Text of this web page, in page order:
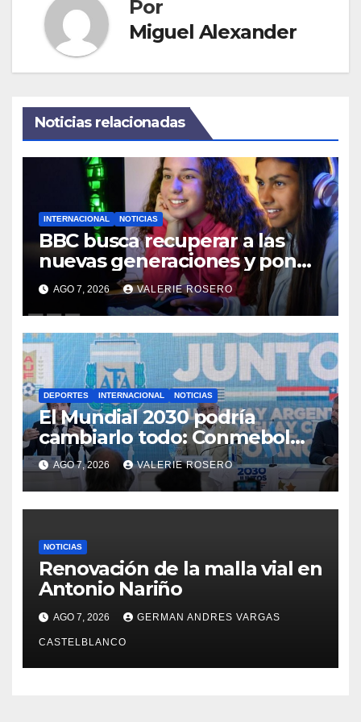
Por
Miguel Alexander
Noticias relacionadas
INTERNACIONAL NOTICIAS
BBC busca recuperar a las
nuevas generaciones y pone
a un experto en Gen Z al
frente de su estrategia
AGO 7, 2026 VALERIE ROSERO
DEPORTES INTERNACIONAL NOTICIAS
El Mundial 2030 podría
cambiarlo todo: Conmebol
quiere 64 selecciones y más
partidos en Sudamérica
AGO 7, 2026 VALERIE ROSERO
NOTICIAS
Renovación de la malla vial en
Antonio Nariño
AGO 7, 2026 GERMAN ANDRES VARGAS
CASTELBLANCO